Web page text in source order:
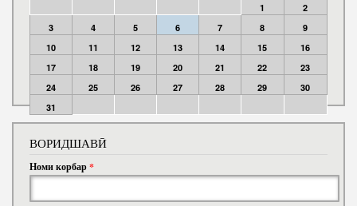
1
2
3
4 5 6 7 8
9
10
11 12 13 14 15
16
17
18 19 20 21 22
23
24
25 26 27 28 29
30
31
ВОРИДШАВӢ
Номи корбар*